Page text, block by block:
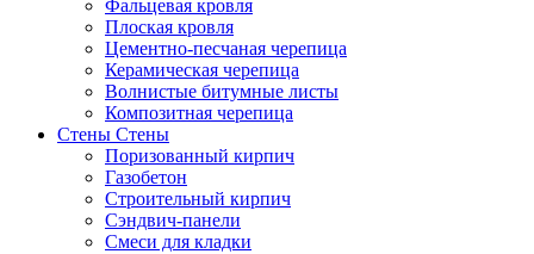
Фальцевая кровля
Плоская кровля
Цементно-песчаная черепица
Керамическая черепица
Волнистые битумные листы
Композитная черепица
Стены Стены
Поризованный кирпич
Газобетон
Строительный кирпич
Сэндвич-панели
Смеси для кладки